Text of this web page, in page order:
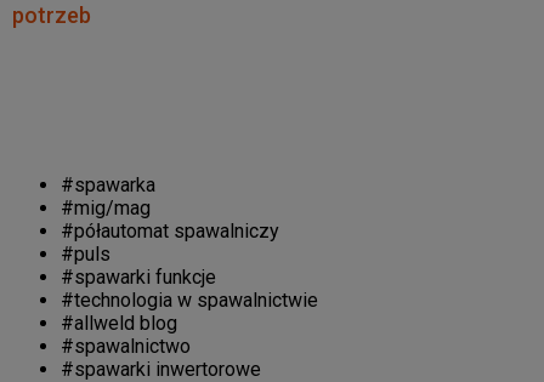
potrzeb
#spawarka
#mig/mag
#półautomat spawalniczy
#puls
#spawarki funkcje
#technologia w spawalnictwie
#allweld blog
#spawalnictwo
#spawarki inwertorowe